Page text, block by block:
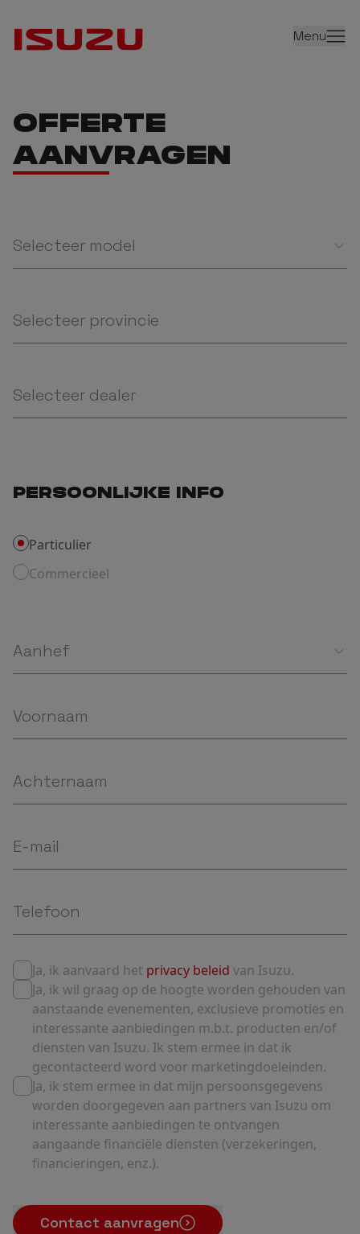
Menu
OFFERTE
AANVRAGEN
Selecteer model
Selecteer provincie
Selecteer dealer
PERSOONLIJKE INFO
Particulier
Commercieel
Aanhef
Ja, ik aanvaard het privacy beleid van Isuzu.
Ja, ik wil graag op de hoogte worden gehouden van
aanstaande evenementen, exclusieve promoties en
interessante aanbiedingen m.b.t. producten en/of
diensten van Isuzu. Ik stem ermee in dat ik
gecontacteerd word voor marketingdoeleinden.
Ja, ik stem ermee in dat mijn persoonsgegevens
worden doorgegeven aan partners van Isuzu om
interessante aanbiedingen te ontvangen
aangaande financiële diensten (verzekeringen,
financieringen, enz.).
Contact aanvragen